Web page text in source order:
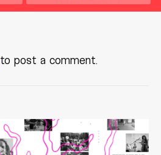
to post a comment.